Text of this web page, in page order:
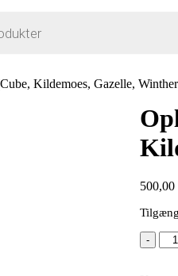
Kildemoes, Gazelle,
500,00
Til